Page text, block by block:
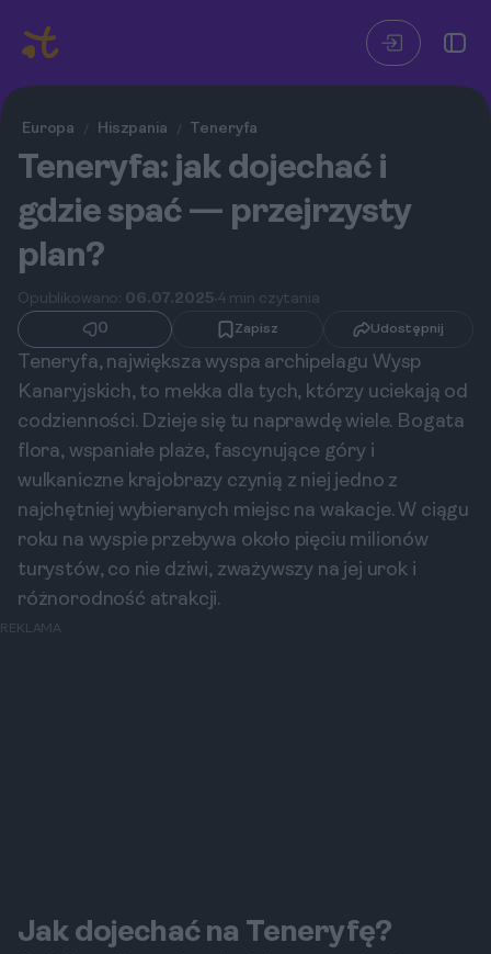
Europa / Hiszpania / Teneryfa
Teneryfa: jak dojechać i
gdzie spać — przejrzysty
plan?
Opublikowano: 06.07.2025 4 min czytania
0
Zapisz Udostępnij
Teneryfa, największa wyspa archipelagu Wysp
Kanaryjskich, to mekka dla tych, którzy uciekają od
codzienności. Dzieje się tu naprawdę wiele. Bogata
flora, wspaniałe plaże, fascynujące góry i
wulkaniczne krajobrazy czynią z niej jedno z
najchętniej wybieranych miejsc na wakacje. W ciągu
roku na wyspie przebywa około pięciu milionów
turystów, co nie dziwi, zważywszy na jej urok i
różnorodność atrakcji.
REKLAMA
Jak dojechać na Teneryfę?